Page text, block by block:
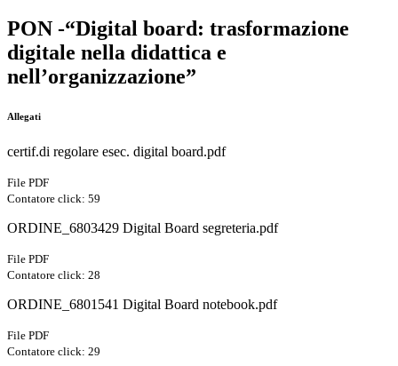
PON -“Digital board: trasformazione
digitale nella didattica e
nell’organizzazione”
Allegati
certif.di regolare esec. digital board.pdf
File PDF
Contatore click: 59
ORDINE_6803429 Digital Board segreteria.pdf
File PDF
Contatore click: 28
ORDINE_6801541 Digital Board notebook.pdf
File PDF
Contatore click: 29